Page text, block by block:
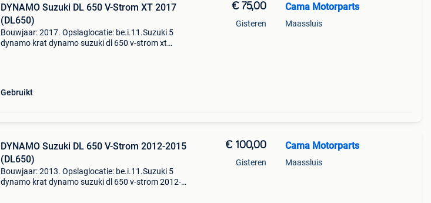
DYNAMO Suzuki DL 650 V-Strom XT 2017
(DL650)
Bouwjaar: 2017. Opslaglocatie: be.i.11.Suzuki 5
dynamo krat dynamo suzuki dl 650 v-strom xt
Gebruikt
€ 75,00
Gisteren
Cama Motorparts
Maassluis
DYNAMO Suzuki DL 650 V-Strom 2012-2015
(DL650)
Bouwjaar: 2013. Opslaglocatie: be.i.11.Suzuki 5
dynamo krat dynamo suzuki dl 650 v-strom 2012-
€ 100,00
Gisteren
Cama Motorparts
Maassluis